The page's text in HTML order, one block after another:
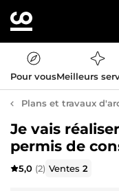
Pour vousMeilleurs
Plans et travaux
Je vais
permis de
5,0 (2) Ventes2